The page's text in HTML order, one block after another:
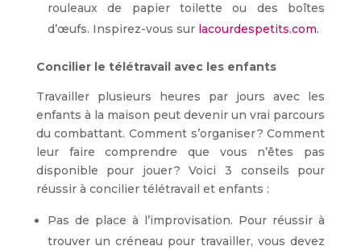
rouleaux de papier toilette ou des boîtes
d’œufs. Inspirez-vous sur lacourdespetits.com.
Concilier le télétravail avec les enfants
Travailler plusieurs heures par jours avec les
enfants à la maison peut devenir un vrai parcours
du combattant. Comment s’organiser ? Comment
leur faire comprendre que vous n’êtes pas
disponible pour jouer ? Voici 3 conseils pour
réussir à concilier télétravail et enfants :
Pas de place à l’improvisation. Pour réussir à
trouver un créneau pour travailler, vous devez